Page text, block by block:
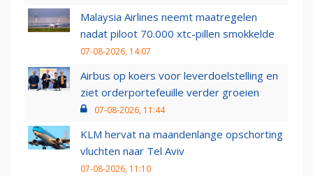
Malaysia Airlines neemt maatregelen
nadat piloot 70.000 xtc-pillen smokkelde
07-08-2026, 14:07
Airbus op koers voor leverdoelstelling en
ziet orderportefeuille verder groeien
07-08-2026, 11:44
KLM hervat na maandenlange opschorting
vluchten naar Tel Aviv
07-08-2026, 11:10